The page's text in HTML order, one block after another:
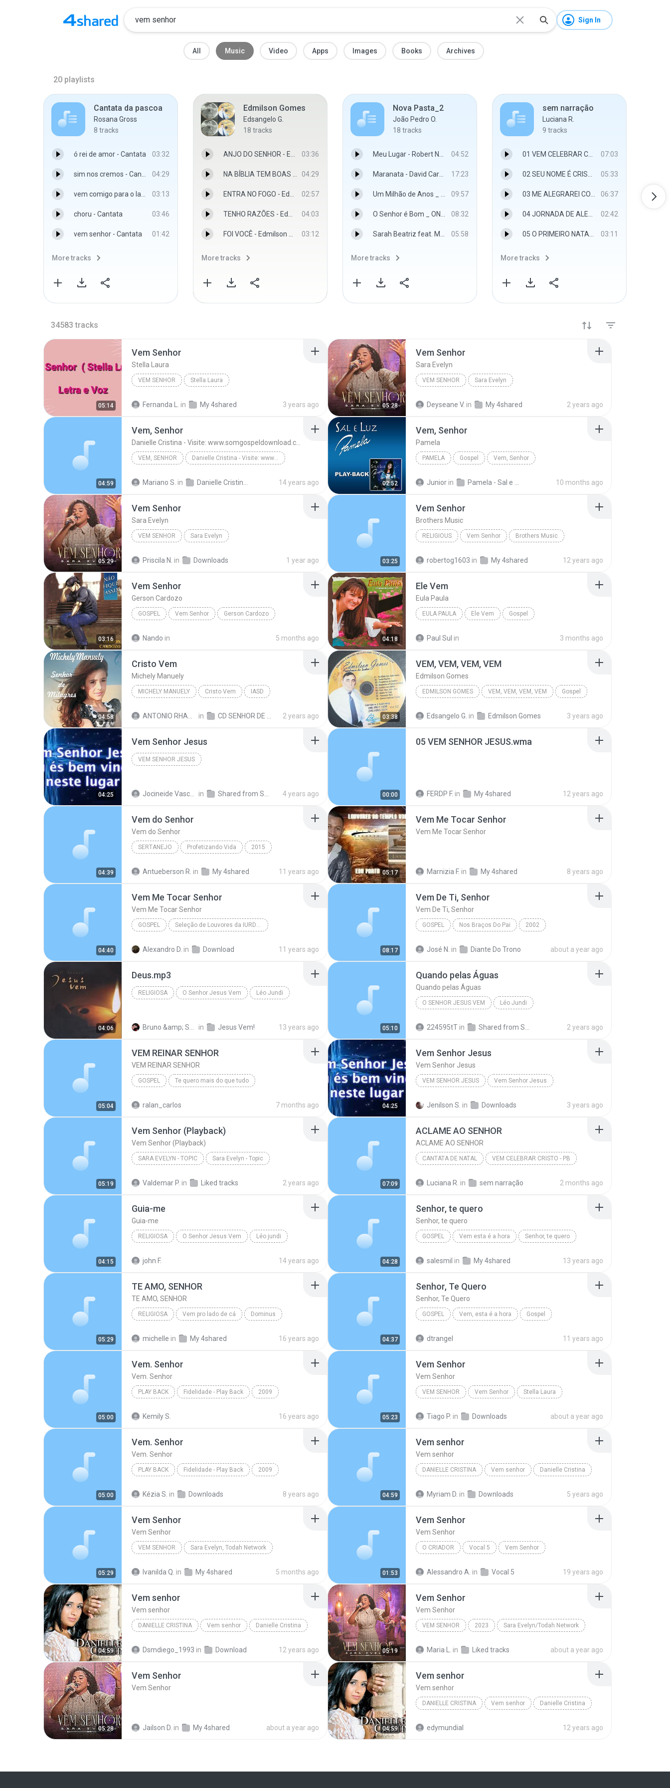
Sign In
All Music Video Apps Images Books Archives
20 playlists
Cantata da pascoa
Rosana Gross
8 tracks
ó rei de amor - Cantata 03:32
sim nos cremos - Cantata 04:29
vem comigo para o lar - Cantata 03:13
choru - Cantata 03:46
vem senhor - Cantata 01:42
More tracks
Edmilson Gomes
Edsangelo G.
18 tracks
ANJO DO SENHOR - Edmilson Gomes 03:36
NA BÍBLIA TEM BOAS NOVAS - Edmilson Gomes 04:29
ENTRA NO FOGO - Edmilson Gomes 02:57
TENHO RAZÕES - Edmilson Gomes 04:03
FOI VOCÊ - Edmilson Gomes 03:12
More tracks
Nova Pasta_2
João Pedro O.
18 tracks
Meu Lugar - Robert Negooh(MP3_128K).mp3 04:52
Maranata - David Cardoso _ Alessandro Vilas Boas (Obsessão 3 - A Canção não mudou)(MP3_128K).mp3 17:23
Um Milhão de Anos _ Theo Rubia (Clipe Oficial)(MP3_128K).mp3 09:57
O Senhor é Bom _ ONE Sounds _ Erick Mathias _ (NOSSA CANÇÃO LIVE)(MP3_128K).mp3 08:32
Sarah Beatriz feat. Matheus Oliveira - Eu Sei (Cover Acústico)(MP3_128K).mp3 05:58
More tracks
sem narração
Luciana R.
9 tracks
01 VEM CELEBRAR CRISTO.mp3 07:03
02 SEU NOME É CRISTO.mp3 05:33
03 ME ALEGRAREI COM Ó VEM EMANUEL.mp3 06:37
04 JORNADA DE ALEGRIA.mp3 02:42
05 O PRIMEIRO NATAL.mp3 03:11
More tracks
34583 tracks
05:14
Vem Senhor
Stella Laura
VEM SENHOR Stella Laura
Fernanda L. in My 4shared 3 years ago 05:28
Vem Senhor
Sara Evelyn
VEM SENHOR Sara Evelyn
Deyseane V. in My 4shared 2 years ago
04:59
Vem, Senhor
VEM, SENHOR Danielle Cristina - Visite: www.somgospeldownload....
Mariano S. in Danielle Cristina - Fidelidade - Playback - 2009 14 years ago 02:52
Vem, Senhor
Pamela
PAMELA Gospel Vem, Senhor
Junior in Pamela - Sal e Luz - Playback 10 months ago
05:29
Vem Senhor
Sara Evelyn
VEM SENHOR Sara Evelyn
Priscila N. in Downloads 1 year ago 03:25
Vem Senhor
Brothers Music
RELIGIOUS Vem Senhor Brothers Music
robertog1603 in My 4shared 12 years ago
03:16
Vem Senhor
Gerson Cardozo
GOSPEL Vem Senhor Gerson Cardozo
Nando in 5 months ago 04:18
Ele Vem
Eula Paula
EULA PAULA Ele Vem Gospel
Paul Sul in 3 months ago
04:58
Cristo Vem
Michely Manuely
MICHELY MANUELY Cristo Vem IASD
ANTONIO RHAMON D. in CD SENHOR DE MILAGRES (MICHELY MANUELY) CD OFICIAL 2013 2 years ago 03:38
VEM, VEM, VEM, VEM
Edmilson Gomes
EDMILSON GOMES VEM, VEM, VEM, VEM Gospel
Edsangelo G. in Edmilson Gomes 3 years ago
04:25
Vem Senhor Jesus
VEM SENHOR JESUS
Jocineide Vasconcelos J. in Shared from SM-A107M 4 years ago 00:00
05 VEM SENHOR JESUS.wma
FERDP F. in My 4shared 12 years ago
04:39
Vem do Senhor
Vem do Senhor
SERTANEJO Profetizando Vida 2015
Antueberson R. in My 4shared 11 years ago 05:17
Vem Me Tocar Senhor
Vem Me Tocar Senhor
Marnizia F. in My 4shared 8 years ago
04:40
Vem Me Tocar Senhor
Vem Me Tocar Senhor
GOSPEL Seleção de Louvores da IURD Vol 1
Alexandro D. in Download 11 years ago 08:17
Vem De Ti, Senhor
Vem De Ti, Senhor
GOSPEL Nos Braços Do Pai 2002
José N. in Diante Do Trono about a year ago
04:06
Deus.mp3
RELIGIOSA O Senhor Jesus Vem Léo Jundi
in Jesus Vem! 13 years ago 05:10
Quando pelas Águas
Quando pelas Águas
O SENHOR JESUS VEM Léo Jundi
224595tT in 2 years ago
05:04
VEM REINAR SENHOR
VEM REINAR SENHOR
GOSPEL Te quero mais do que tudo
ralan_carlos 7 months ago 04:25
Vem Senhor Jesus
Vem Senhor Jesus
VEM SENHOR JESUS Vem Senhor Jesus
Jenilson S. in Downloads 3 years ago
05:19
Vem Senhor (Playback)
Vem Senhor (Playback)
SARA EVELYN - TOPIC Sara Evelyn - Topic
Valdemar P. in Liked tracks 2 years ago 07:09
ACLAME AO SENHOR
ACLAME AO SENHOR
CANTATA DE NATAL VEM CELEBRAR CRISTO - PB
Luciana R. in sem narração 2 months ago
04:15
Guia-me
Guia-me
RELIGIOSA O Senhor Jesus Vem Léo jundi
john F. 14 years ago 04:28
Senhor, te quero
Senhor, te quero
GOSPEL Vem esta é a hora Senhor, te quero
salesmil in My 4shared 13 years ago
05:29
TE AMO, SENHOR
TE AMO, SENHOR
RELIGIOSA Vem pro lado de cá Dominus
michelle in My 4shared 16 years ago 04:37
Senhor, Te Quero
Senhor, Te Quero
GOSPEL Vem, esta é a hora Gospel
dtrangel 11 years ago
05:00
Vem. Senhor
Vem. Senhor
PLAY BACK Fidelidade - Play Back 2009
Kemily S. 16 years ago 05:23
Vem Senhor
Vem Senhor
VEM SENHOR Vem Senhor Stella Laura
Tiago P. in Downloads about a year ago
05:00
Vem. Senhor
Vem. Senhor
PLAY BACK Fidelidade - Play Back 2009
Kézia S. in Downloads 8 years ago 04:59
Vem senhor
Vem senhor
DANIELLE CRISTINA Vem senhor Danielle Cristina
Myriam D. in Downloads 5 years ago
05:29
Vem Senhor
Vem Senhor
VEM SENHOR Sara Evelyn, Todah Network
Ivanilda Q. in My 4shared 5 months ago 01:53
Vem Senhor
Vem Senhor
O CRIADOR Vocal 5 Vem Senhor
Alessandro A. in Vocal 5 19 years ago
04:59
Vem senhor
Vem senhor
DANIELLE CRISTINA Vem senhor Danielle Cristina
Dsmdiego_1993 in Download 12 years ago 05:19
Vem Senhor
Vem Senhor
VEM SENHOR 2023 Sara Evelyn/Todah Network
Maria L. in Liked tracks about a year ago
05:28
Vem Senhor
Vem Senhor
Jailson D. in My 4shared about a year ago 04:59
Vem senhor
Vem senhor
DANIELLE CRISTINA Vem senhor Danielle Cristina
edymundial 12 years ago